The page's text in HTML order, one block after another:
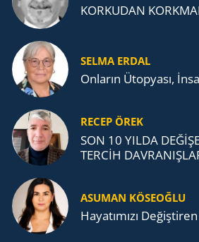
KORKUDAN
SELMA ERDAL
Onların Ütopyası,
RECEP ÖREK
SON 10 YILDA
TERCİH
ASUMAN KÖSEOĞLU
Ha­ya­tı­mı­zı